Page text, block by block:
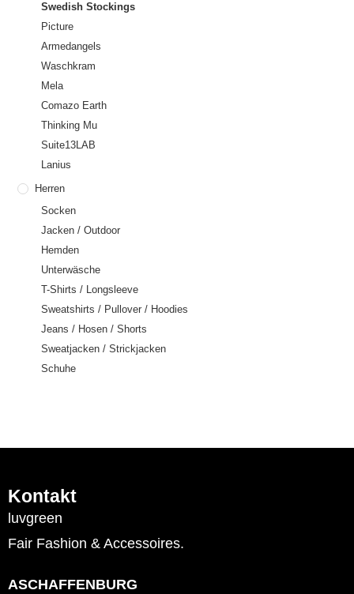
Swedish Stockings
Picture
Armedangels
Waschkram
Mela
Comazo Earth
Thinking Mu
Suite13LAB
Lanius
Herren
Socken
Jacken / Outdoor
Hemden
Unterwäsche
T-Shirts / Longsleeve
Sweatshirts / Pullover / Hoodies
Jeans / Hosen / Shorts
Sweatjacken / Strickjacken
Schuhe
Kontakt
luvgreen
Fair Fashion & Accessoires.
ASCHAFFENBURG